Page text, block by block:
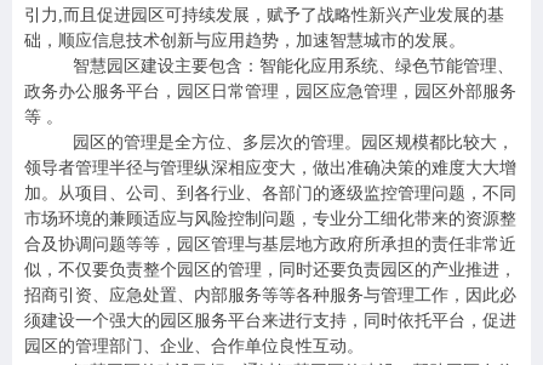
引力,而且促进园区可持续发展，赋予了战略性新兴产业发展的基
础，顺应信息技术创新与应用趋势，加速智慧城市的发展。
智慧园区建设主要包含： 智能化应用系统、绿色节能管理、
政务办公服务平台，园区日常管理，园区应急管理，园区外部服务
等 。
园区的管理是全方位、多层次的管理。园区规模都比较大，
领导者管理半径与管理纵深相应变大，做出准确决策的难度大大增
加。从项目、公司、到各行业、各部门的逐级监控管理问题，不同
市场环境的兼顾适应与风险控制问题，专业分工细化带来的资源整
合及协调问题等等，园区管理与基层地方政府所承担的责任非常近
似，不仅要负责整个园区的管理，同时还要负责园区的产业推进，
招商引资、应急处置、内部服务等等各种服务与管理工作，因此必
须建设一个强大的园区服务平台来进行支持，同时依托平台，促进
园区的管理部门、企业、合作单位良性互动。